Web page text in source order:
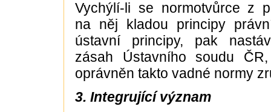
Vychýlí-li se normotvůrce z
na něj kladou principy
ústavní principy, pak
zásah Ústavního soudu
oprávněn takto vadné normy
3. Integrující význam